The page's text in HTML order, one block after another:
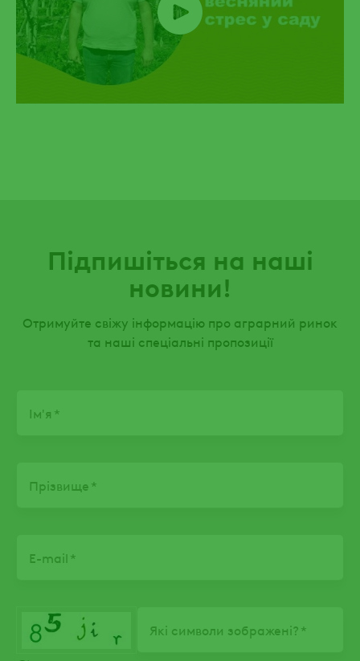
Підпишіться на наші
новини!
Отримуйте свіжу інформацію про аграрний ринок
та наші спеціальні пропозиції
Ім'я
Прізвище
E-mail
Які символи зображені?